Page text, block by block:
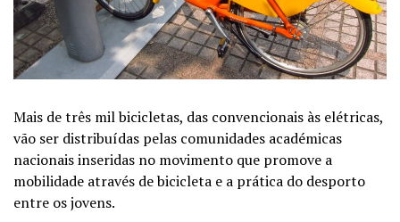
Mais de três mil bicicletas, das convencionais às elétricas,
vão ser distribuídas pelas comunidades académicas
nacionais inseridas no movimento que promove a
mobilidade através de bicicleta e a prática do desporto
entre os jovens.